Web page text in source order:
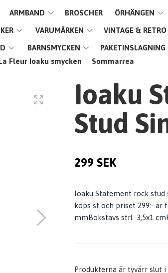
ARMBAND BROSCHER ÖRHÄNGEN
VARUMÄRKEN VINTAGE & RETRO
BARNSMYCKEN PAKETINSLAGNING
Fleur Ioaku smycken
Sommarrea
Ioaku
Stud
299 SEK
Ioaku Statement rock
köps st och priset 299:- är
mmBokstavs strl 3,5x1
Produkterna är tyvärr slut i